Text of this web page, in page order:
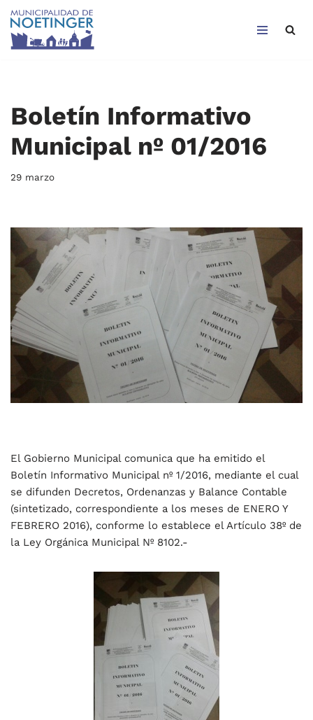
Saltar
Boletín Informativo
Municipal nº 01/2016
29 marzo
El Gobierno Municipal comunica que ha emitido el
Boletín Informativo Municipal nº 1/2016, mediante el cual
se difunden Decretos, Ordenanzas y Balance Contable
(sintetizado, correspondiente a los meses de ENERO Y
FEBRERO 2016), conforme lo establece el Artículo 38º de
la Ley Orgánica Municipal Nº 8102.-